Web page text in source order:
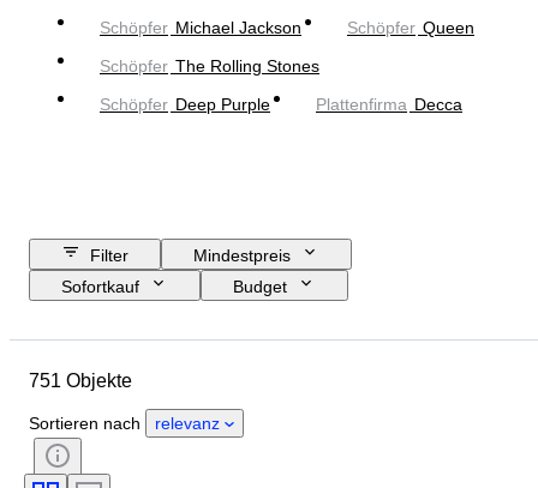
Schöpfer Michael Jackson Schöpfer Queen
Schöpfer The Rolling Stones
Schöpfer Deep Purple Plattenfirma Decca
Filter
Mindestpreis
Sofortkauf
Budget
Zustand
Stil
Unterschrift
Genre
Farbe
751 Objekte
Sortieren nach relevanz